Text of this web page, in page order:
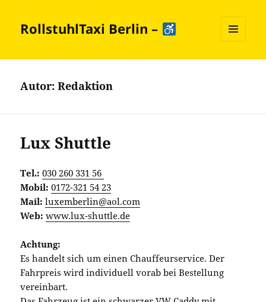
RollstuhlTaxi Berlin –
UND
Autor:Redaktion
Lux Shuttle
Tel.:030 260 331 56
Mobil:0172-321 54 23
Mail:luxemberlin@aol.com
Web:www.lux-shuttle.de
Achtung:
Es handelt sich um einen Chauffeurservice. Der
Fahrpreis wird individuell vorab bei Bestellung
vereinbart.